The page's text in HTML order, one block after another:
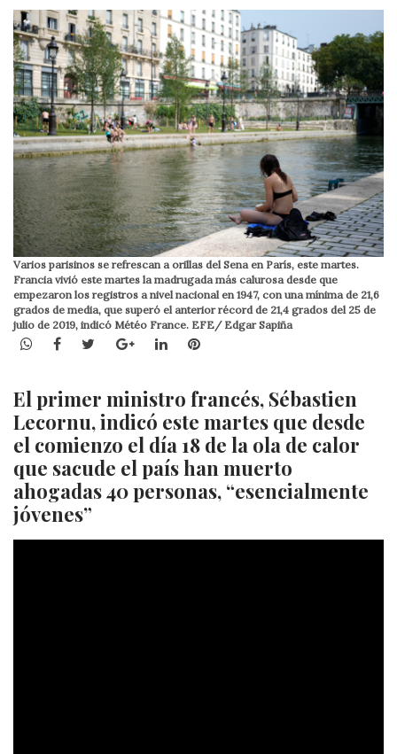
Varios parisinos se refrescan a orillas del Sena en París, este martes.
Francia vivió este martes la madrugada más calurosa desde que
empezaron los registros a nivel nacional en 1947, con una mínima de 21,6
grados de media, que superó el anterior récord de 21,4 grados del 25 de
julio de 2019, indicó Météo France. EFE/ Edgar Sapiña
WhatsApp
Facebook
TwitterGoogle+LinkedInPinterest
El primer ministro francés, Sébastien
Lecornu, indicó este martes que desde
el comienzo el día 18 de la ola de calor
que sacude el país han muerto
ahogadas 40 personas, “esencialmente
jóvenes”